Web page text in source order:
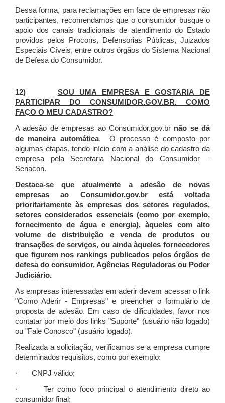
Dessa forma, para reclamações em face de empresas não
participantes, recomendamos que o consumidor busque o
apoio dos canais tradicionais de atendimento do Estado
providos pelos Procons, Defensorias Públicas, Juizados
Especiais Cíveis, entre outros órgãos do Sistema Nacional
de Defesa do Consumidor.
12) SOU UMA EMPRESA E GOSTARIA DE
PARTICIPAR DO CONSUMIDOR.GOV.BR. COMO
FAÇO O MEU CADASTRO?
A adesão de empresas ao Consumidor.gov.br não se dá
de maneira automática. O processo é composto por
algumas etapas, tendo início com a análise do cadastro da
empresa pela Secretaria Nacional do Consumidor –
Senacon.
Destaca-se que atualmente a adesão de novas
empresas ao Consumidor.gov.br está voltada
prioritariamente às empresas dos setores regulados,
setores considerados essenciais (como por exemplo,
fornecimento de água e energia), àqueles com alto
volume de distribuição e venda de produtos ou
transações de serviços, ou ainda àqueles fornecedores
que figurem nos rankings publicados pelos órgãos de
defesa do consumidor, Agências Reguladoras ou Poder
Judiciário.
As empresas interessadas em aderir devem acessar o link
"Como Aderir - Empresas" e preencher o formulário de
proposta de adesão. Em caso de dificuldades, favor nos
contatar por meio dos links "Suporte" (usuário não logado)
ou "Fale Conosco" (usuário logado).
Realizada a solicitação, verificamos se a empresa cumpre
determinados requisitos, como por exemplo:
· CNPJ válido;
· Ter como foco principal o atendimento direto ao
consumidor final;